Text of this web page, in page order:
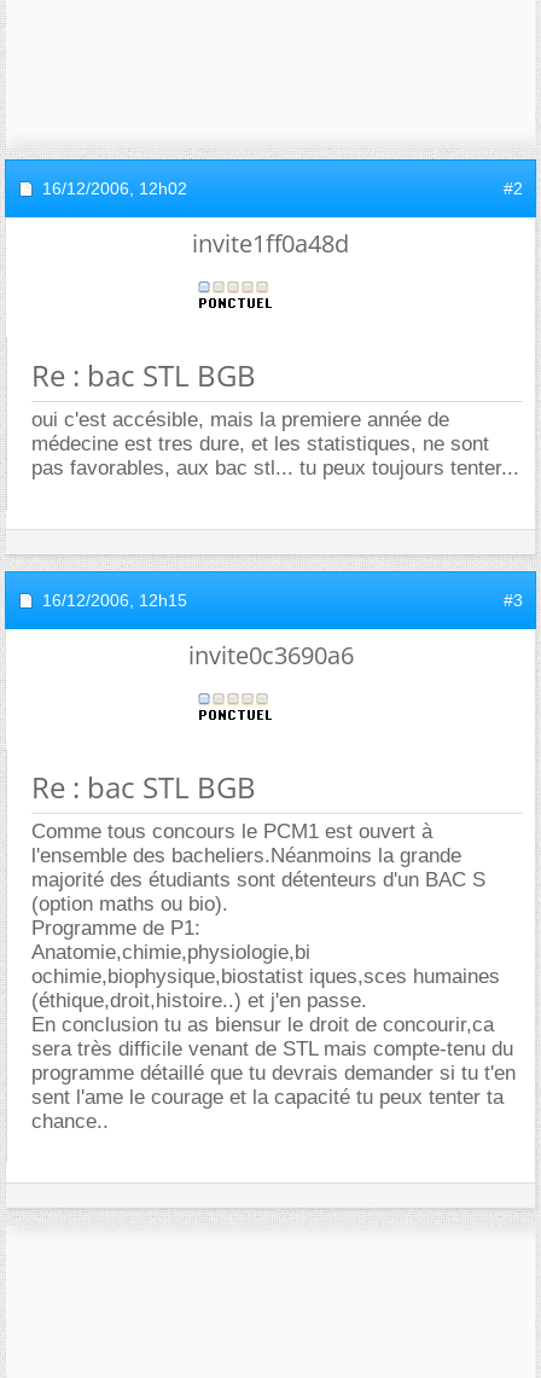
16/12/2006, 12h02 #2
invite1ff0a48d
Re : bac STL BGB
oui c'est accésible, mais la premiere année de
médecine est tres dure, et les statistiques, ne sont
pas favorables, aux bac stl... tu peux toujours tenter...
16/12/2006, 12h15 #3
invite0c3690a6
Re : bac STL BGB
Comme tous concours le PCM1 est ouvert à
l'ensemble des bacheliers.Néanmoins la grande
majorité des étudiants sont détenteurs d'un BAC S
(option maths ou bio).
Programme de P1:
Anatomie,chimie,physiologie,bi
ochimie,biophysique,biostatist iques,sces humaines
(éthique,droit,histoire..) et j'en passe.
En conclusion tu as biensur le droit de concourir,ca
sera très difficile venant de STL mais compte-tenu du
programme détaillé que tu devrais demander si tu t'en
sent l'ame le courage et la capacité tu peux tenter ta
chance..